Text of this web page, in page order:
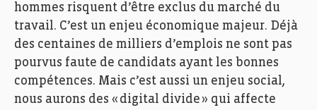
hommes risquent d’être exclus du marché du
travail. C’est un enjeu économique majeur. Déjà
des centaines de milliers d’emplois ne sont pas
pourvus faute de candidats ayant les bonnes
compétences. Mais c’est aussi un enjeu social,
nous aurons des « digital divide» qui affecte